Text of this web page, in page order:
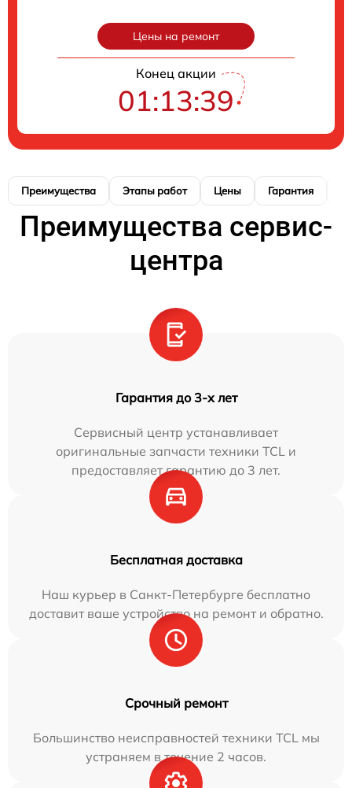
Цены на ремонт
Конец акции
01:13:38
Преимущества Этапы работ Цены Гарантия
Преимущества сервис-
центра
Гарантия до 3-х лет
Сервисный центр устанавливает
оригинальные запчасти техники TCL и
предоставляет гарантию до 3 лет.
Бесплатная доставка
Наш курьер в Санкт-Петербурге бесплатно
доставит ваше устройство на ремонт и обратно.
Срочный ремонт
Большинство неисправностей техники TCL мы
устраняем в течение 2 часов.